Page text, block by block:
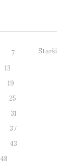
7
13
19
25
31
37
43
48
Starší